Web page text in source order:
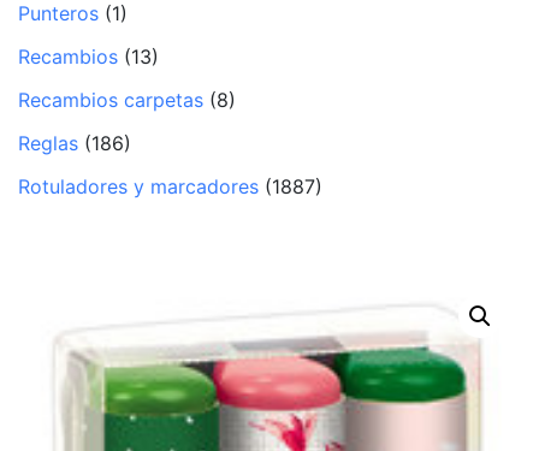
Punteros (1)
Recambios (13)
Recambios carpetas (8)
Reglas (186)
Rotuladores y marcadores (1887)